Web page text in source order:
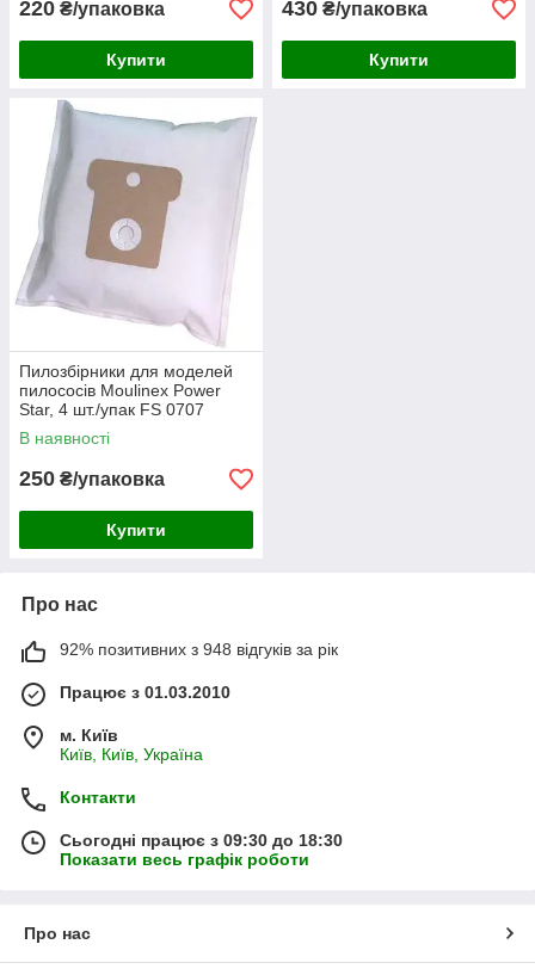
220 ₴/упаковка
Купити
430 ₴/упаковка
Купити
Пилозбірники для моделей
пилососів Moulinex Power
Star, 4 шт./упак FS 0707
В наявності
250 ₴/упаковка
Купити
Про нас
92% позитивних з 948 відгуків за рік
Працює з 01.03.2010
м. Київ
Київ, Київ, Україна
Контакти
Сьогодні працює з 09:30 до 18:30
Показати весь графік роботи
Про нас